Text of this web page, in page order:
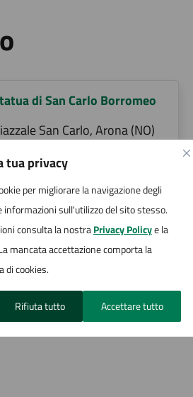
tua privacy
per migliorare la navigazione degli
informazioni sull'utilizzo del sito stesso.
consulta la nostraPrivacy Policye la
mancata accettazione comporta la
di cookies.
Rifiuta tutto Accettare tutto
di San Carlo Borromeo
San Carlo, Arona (NO)
dettagli